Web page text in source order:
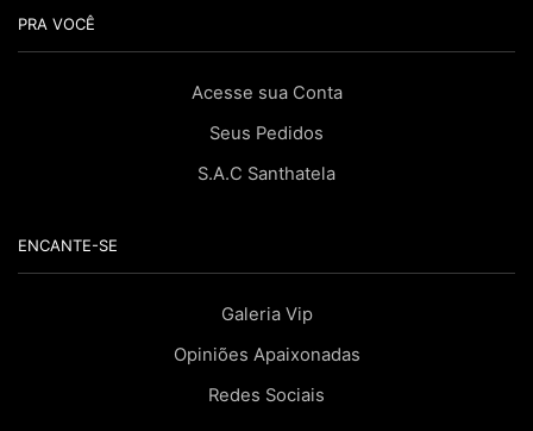
PRA VOCÊ
Acesse sua Conta
Seus Pedidos
S.A.C Santhatela
ENCANTE-SE
Galeria Vip
Opiniões Apaixonadas
Redes Sociais